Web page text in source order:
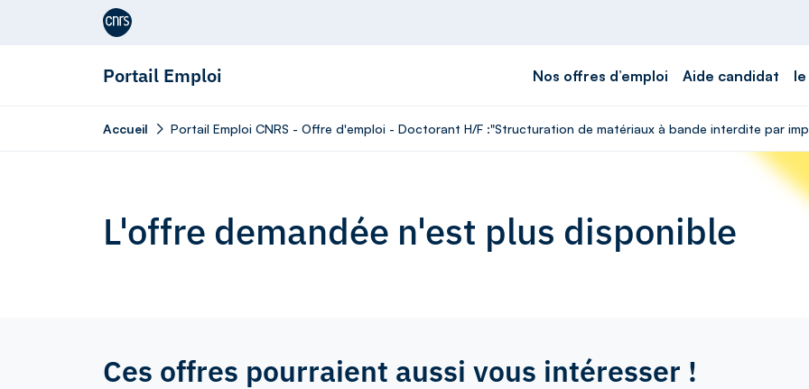
Aller au contenu
Portail Emploi Nos offres d’emploi Aide candidat
Accueil Portail Emploi CNRS - Offre d'emploi - Doctorant H/F :"Structuration de matériaux à bande interdite par
L'offre demandée n'est plus disponible
Ces offres pourraient aussi vous intéresser !